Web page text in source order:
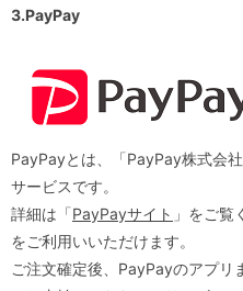
3.PayPay
PayPayとは、「PayPay株式会
サービスです。
詳細は「PayPayサイト 」をご
をご利用いいただけます。
ご注文確定後、PayPayのアプリ